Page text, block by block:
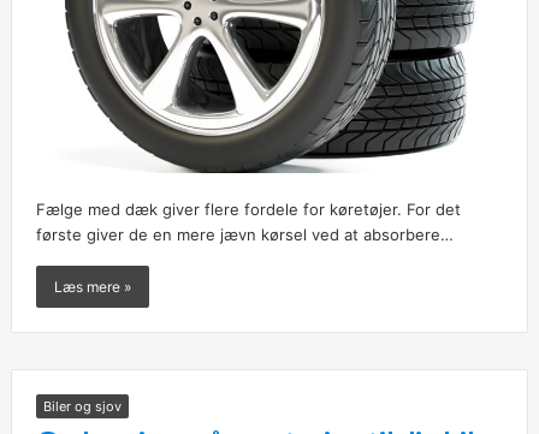
Fælge med dæk giver flere fordele for køretøjer. For det
første giver de en mere jævn kørsel ved at absorbere…
Læs mere »
Biler og sjov